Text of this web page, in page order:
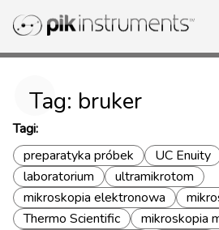
Tag: bruker
Tagi:
preparatyka próbek
UC Enuity
laboratorium
ultramikrotom
mikroskopia elektronowa
Thermo Scientific
mikroskopia